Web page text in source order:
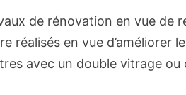
de rénovation en vue de
en vue d’améliorer
avec un double vitrage